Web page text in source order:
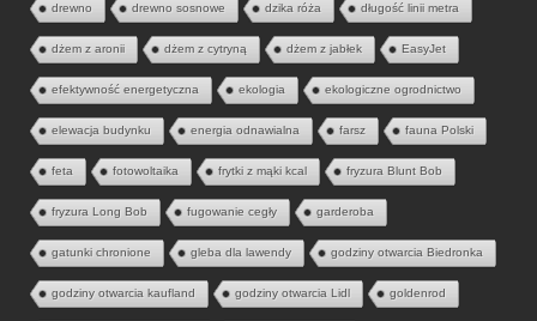
drewno drewno sosnowe dzika róża długość linii metra
dżem z aronii dżem z cytryną dżem z jabłek EasyJet
efektywność energetyczna ekologia ekologiczne ogrodnictwo
elewacja budynku energia odnawialna farsz fauna Polski
feta fotowoltaika frytki z mąki kcal fryzura Blunt Bob
fryzura Long Bob fugowanie cegły garderoba
gatunki chronione gleba dla lawendy godziny otwarcia Biedronka
godziny otwarcia kaufland godziny otwarcia Lidl goldenrod